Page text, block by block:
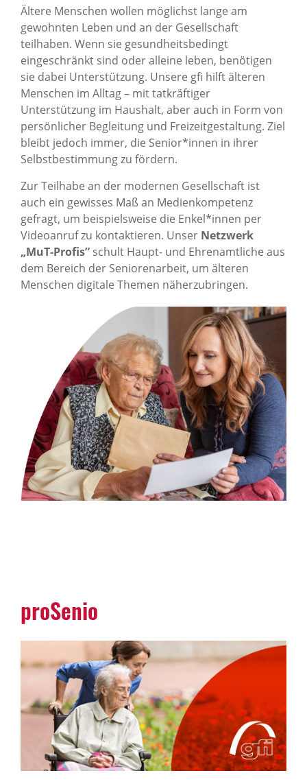
Ältere Menschen wollen möglichst lange am
gewohnten Leben und an der Gesellschaft
teilhaben. Wenn sie gesundheitsbedingt
eingeschränkt sind oder alleine leben, benötigen
sie dabei Unterstützung. Unsere gfi hilft älteren
Menschen im Alltag – mit tatkräftiger
Unterstützung im Haushalt, aber auch in Form von
persönlicher Begleitung und Freizeitgestaltung. Ziel
bleibt jedoch immer, die Senior*innen in ihrer
Selbstbestimmung zu fördern.
Zur Teilhabe an der modernen Gesellschaft ist
auch ein gewisses Maß an Medienkompetenz
gefragt, um beispielsweise die Enkel*innen per
Videoanruf zu kontaktieren. Unser Netzwerk
„MuT-Profis” schult Haupt- und Ehrenamtliche aus
dem Bereich der Seniorenarbeit, um älteren
Menschen digitale Themen näherzubringen.
proSenio